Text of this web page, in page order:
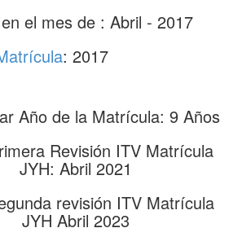
el mes de : Abril - 2017
: 2017
Año de la Matrícula: 9 Años
Revisión ITV Matrícula
JYH: Abril 2021
revisión ITV Matrícula
JYH Abril 2023